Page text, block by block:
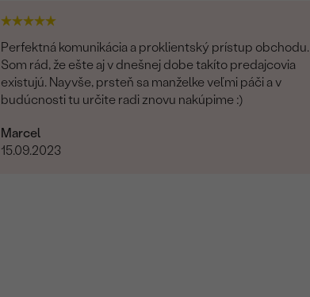
Perfektná komunikácia a proklientský prístup obchodu.
Som rád, že ešte aj v dnešnej dobe takíto predajcovia
existujú. Nayvše, prsteň sa manželke veľmi páči a v
budúcnosti tu určite radi znovu nakúpime :)
Marcel
15.09.2023